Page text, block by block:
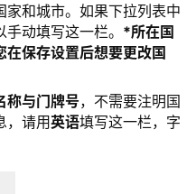
和城市。如果下拉列表中
动填写这一栏。 *所在国
在保存设置后想要更改国
称与门牌号，不需要注明国
，请用英语填写这一栏，字